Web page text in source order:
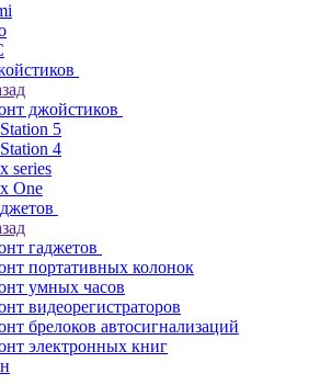
джойстиков
5
4
series
One
гаджетов
портативных колонок
умных часов
видеорегистраторов
брелоков автосигнализаций
электронных книг